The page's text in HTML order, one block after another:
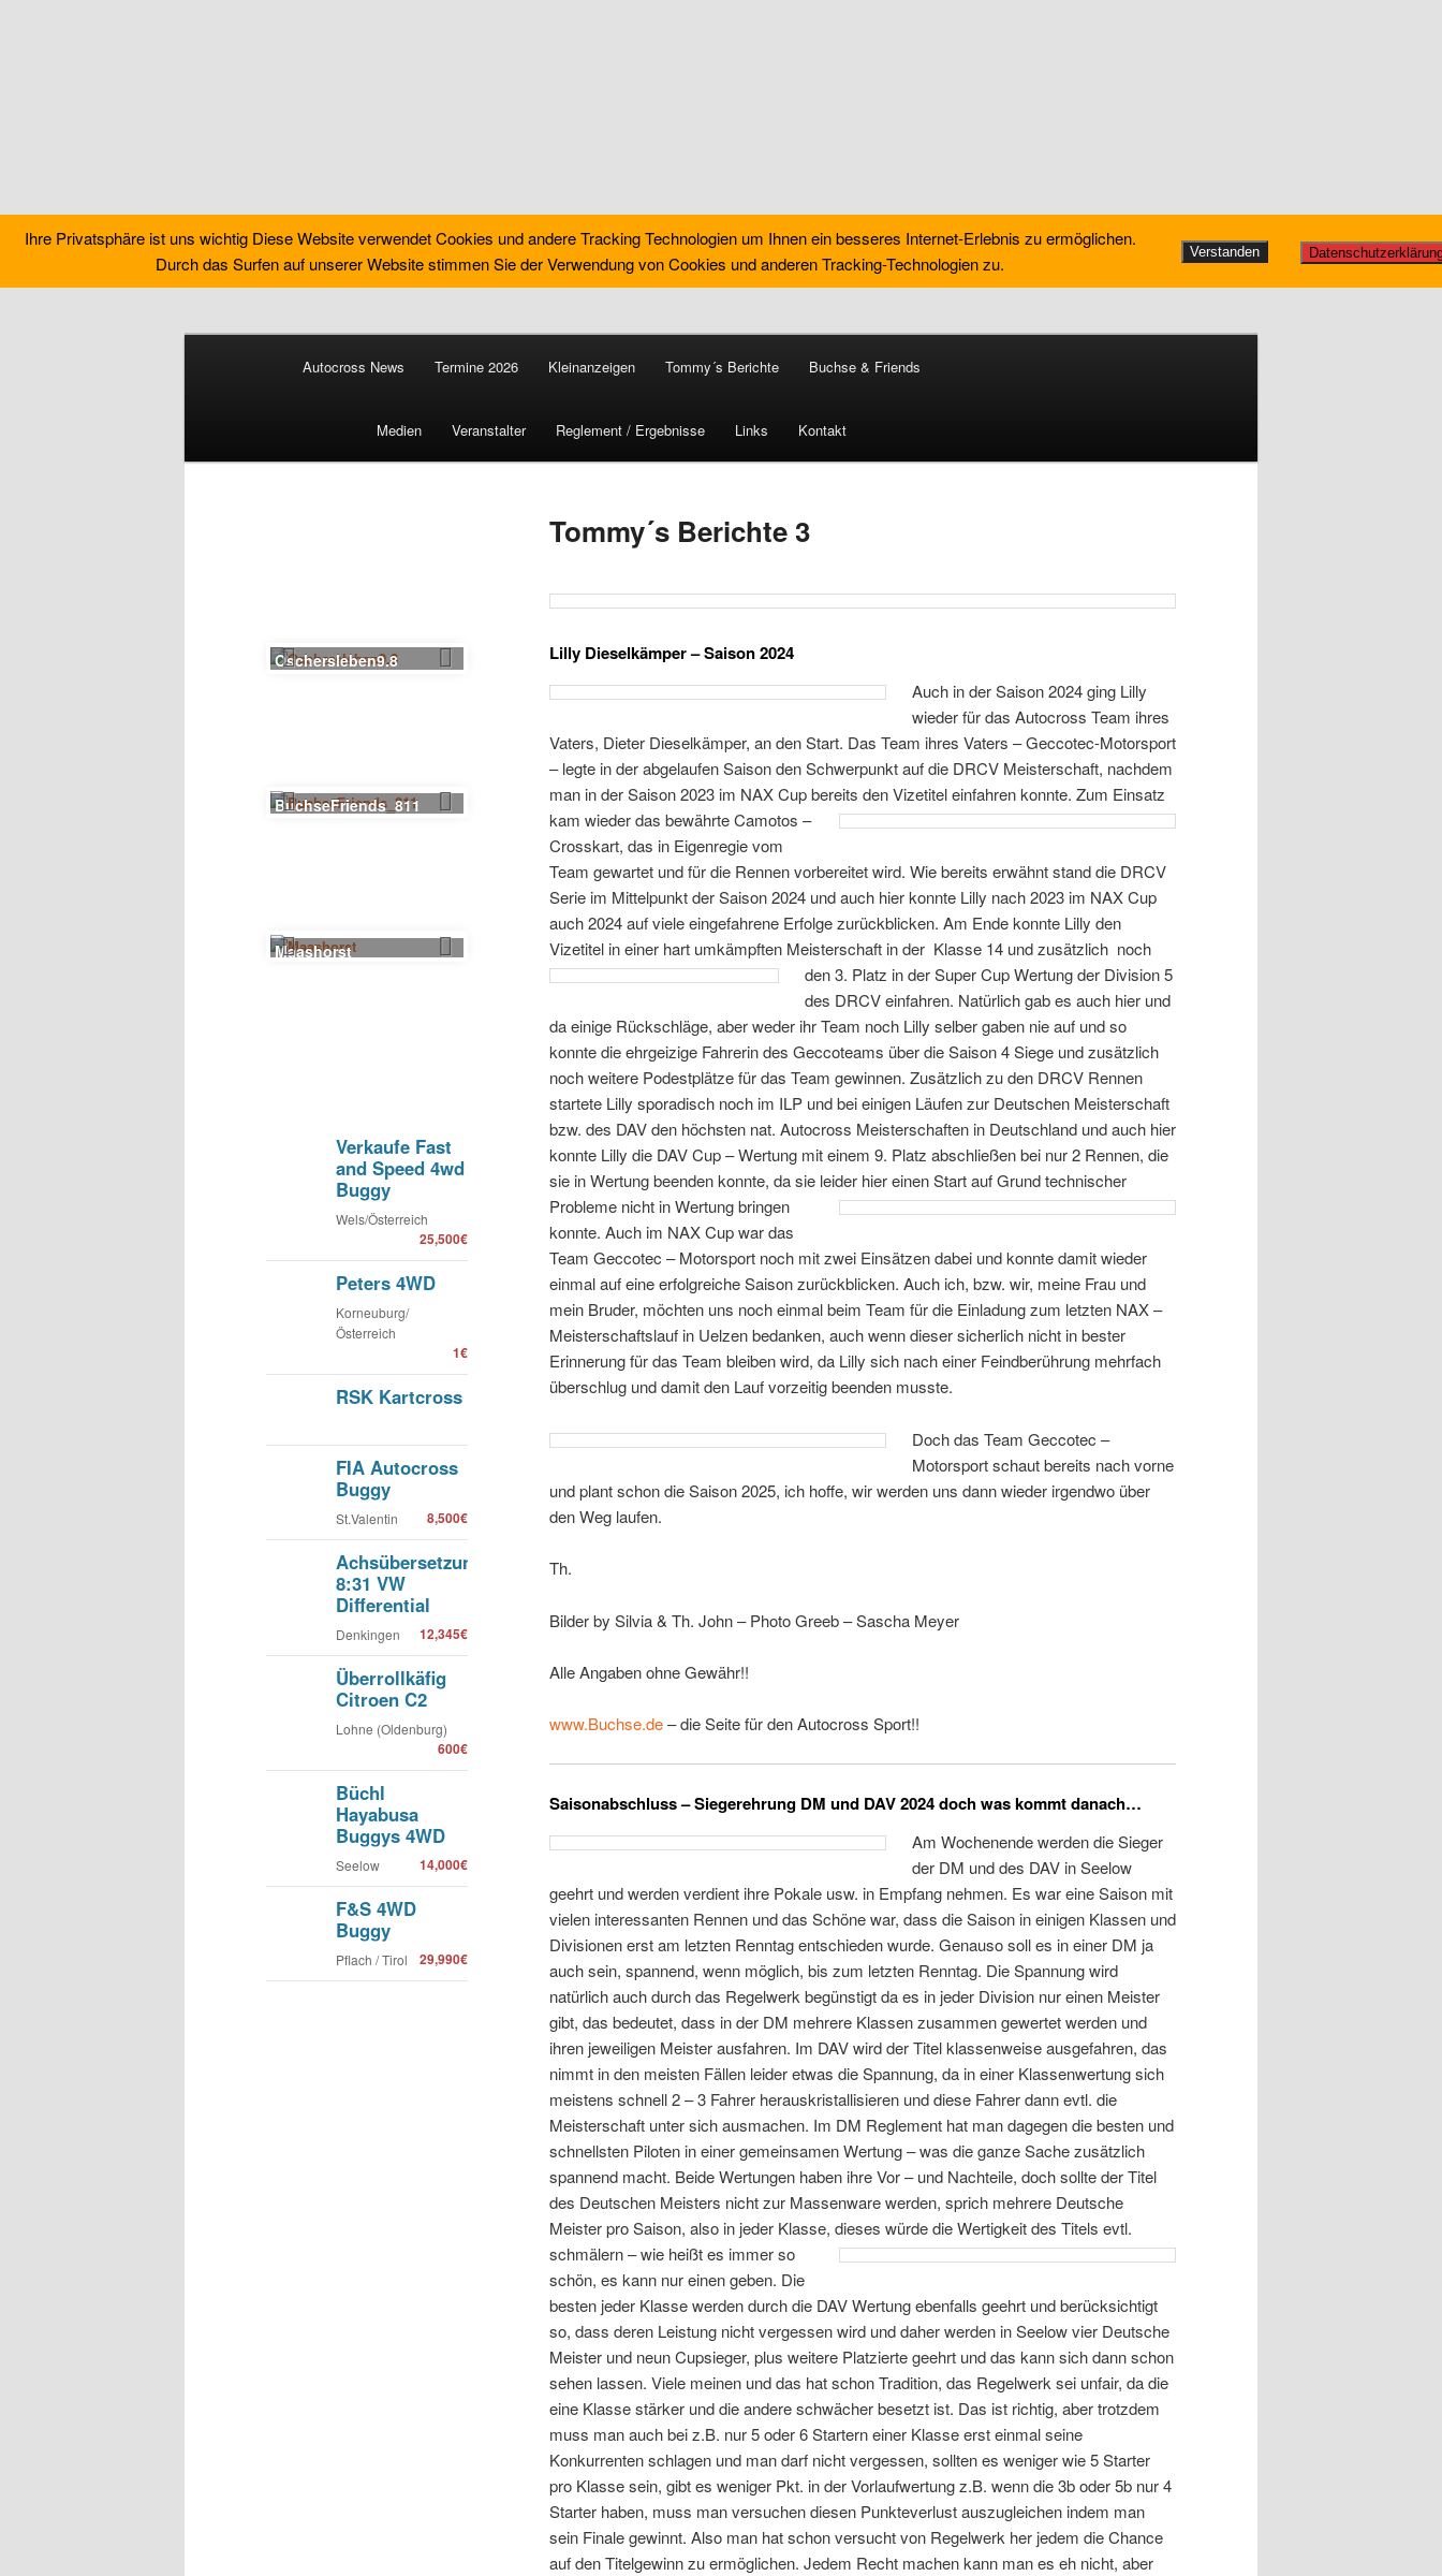
Buchse´s Autocross World
Autocross News Termine 2026 Kleinanzeigen Tommy´s Berichte Buchse & Friends
Medien Veranstalter Reglement / Ergebnisse Links Kontakt
Tommy´s Berichte 3
Lilly Dieselkämper – Saison 2024
Auch in der Saison 2024 ging Lilly
wieder für das Autocross Team ihres
Vaters, Dieter Dieselkämper, an den Start. Das Team ihres Vaters – Geccotec-Motorsport
– legte in der abgelaufen Saison den Schwerpunkt auf die DRCV Meisterschaft, nachdem
man in der Saison 2023 im NAX Cup bereits den Vizetitel einfahren konnte. Zum Einsatz
kam wieder das bewährte Camotos –
Crosskart, das in Eigenregie vom
Team gewartet und für die Rennen vorbereitet wird. Wie bereits erwähnt stand die DRCV
Serie im Mittelpunkt der Saison 2024 und auch hier konnte Lilly nach 2023 im NAX Cup
auch 2024 auf viele eingefahrene Erfolge zurückblicken. Am Ende konnte Lilly den
Vizetitel in einer hart umkämpften Meisterschaft in der Klasse 14 und zusätzlich noch
den3. Platz in der Super Cup Wertung der Division 5
des DRCV einfahren. Natürlich gab es auch hier und
da einige Rückschläge, aber weder ihr Team noch Lilly selber gaben nie auf und so
konnte die ehrgeizige Fahrerin des Geccoteams über die Saison 4 Siege und zusätzlich
noch weitere Podestplätze für das Team gewinnen. Zusätzlich zu den DRCV Rennen
startete Lilly sporadisch noch im ILP und bei einigen Läufen zur Deutschen Meisterschaft
bzw. des DAV den höchsten nat. Autocross Meisterschaften in Deutschland und auch hier
konnte Lilly die DAV Cup – Wertung mit einem 9. Platz abschließen bei nur 2 Rennen, die
sie in Wertung beenden konnte, da sie leider hier einen Start auf Grund technischer
Probleme nicht inWertung bringen
konnte. Auch im NAX Cup war das
Team Geccotec – Motorsport noch mit zwei Einsätzen dabei und konnte damit wieder
einmal auf eine erfolgreiche Saison zurückblicken. Auch ich, bzw. wir, meine Frau und
mein Bruder, möchten uns noch einmal beim Team für die Einladung zum letzten NAX –
Meisterschaftslauf in Uelzen bedanken, auch wenn dieser sicherlich nicht in bester
Erinnerung für das Team bleiben wird, da Lilly sich nach einer Feindberührung mehrfach
überschlug und damit den Lauf vorzeitig beenden musste.
Doch das Team Geccotec –
Motorsport schaut bereits nach vorne
und plant schon die Saison 2025, ich hoffe, wir werden uns dann wieder irgendwo über
den Weg laufen.
Th.
Bilder by Silvia & Th. John – Photo Greeb – Sascha Meyer
Alle Angaben ohne Gewähr!!
www.Buchse.de– die Seite für den Autocross Sport!!
Saisonabschluss – Siegerehrung DM und DAV 2024 doch was kommt danach…
Am Wochenende werden die Sieger
der DM und des DAV in Seelow
geehrt und werden verdient ihre Pokale usw. in Empfang nehmen. Es war eine Saison mit
vielen interessanten Rennen und das Schöne war, dass die Saison in einigen Klassen und
Divisionen erst am letzten Renntag entschieden wurde. Genauso soll es in einer DM ja
auch sein, spannend, wenn möglich, bis zum letzten Renntag. Die Spannung wird
natürlich auch durch das Regelwerk begünstigt da es in jeder Division nur einen Meister
gibt, das bedeutet, dass in der DM mehrere Klassen zusammen gewertet werden und
ihren jeweiligen Meister ausfahren. Im DAV wird der Titel klassenweise ausgefahren, das
nimmt in den meisten Fällen leider etwas die Spannung, da in einer Klassenwertung sich
meistens schnell 2 – 3 Fahrer herauskristallisieren und diese Fahrer dann evtl. die
Meisterschaft unter sich ausmachen. Im DM Reglement hat man dagegen die besten und
schnellsten Piloten in einer gemeinsamen Wertung – was die ganze Sache zusätzlich
spannend macht. Beide Wertungen haben ihre Vor – und Nachteile, doch sollte der Titel
des Deutschen Meisters nicht zur Massenware werden, sprich mehrere Deutsche
Meister pro Saison, also in jeder Klasse, dieses würde dieWertigkeit des Titels evtl.
schmälern – wie heißt es immer so
schön, es kann nur einen geben. Die
besten jeder Klasse werden durch die DAV Wertung ebenfalls geehrt und berücksichtigt
so, dass deren Leistung nicht vergessen wird und daher werden in Seelow vier Deutsche
Meister und neun Cupsieger, plus weitere Platzierte geehrt und das kann sich dann schon
sehen lassen. Viele meinen und das hat schon Tradition, das Regelwerk sei unfair, da die
eine Klasse stärker und die andere schwächer besetzt ist. Das ist richtig, aber trotzdem
muss man auch bei z.B. nur 5 oder 6 Startern einer Klasse erst einmal seine
Konkurrenten schlagen und man darf nicht vergessen, sollten es weniger wie 5 Starter
pro Klasse sein, gibt es weniger Pkt. in der Vorlaufwertung z.B. wenn die 3b oder 5b nur 4
Starter haben, muss man versuchen diesen Punkteverlust auszugleichen indem man
sein Finale gewinnt. Also man hat schon versucht von Regelwerk her jedem die Chance
auf den Titelgewinn zu ermöglichen. Jedem Recht machen kann man es eh nicht, aber
Oschersleben9.8
BuchseFriends_811
Maashorst
Verkaufe Fast
and Speed 4wd
Buggy
Wels/Österreich
25,500€
Peters 4WD
Korneuburg/
Österreich
1€
RSK Kartcross
FIA Autocross
Buggy
St.Valentin 8,500€
Achsübersetzung
8:31 VW
Differential
Denkingen 12,345€
Überrollkäfig
Citroen C2
Lohne (Oldenburg)
600€
Büchl
Hayabusa
Buggys 4WD
Seelow 14,000€
F&S 4WD
Buggy
Pflach / Tirol 29,990€
Ihre Privatsphäre ist uns wichtig Diese Website verwendet Cookies und andere Tracking Technologien um Ihnen ein besseres Internet-Erlebnis zu ermöglichen.
Durch das Surfen auf unserer Website stimmen Sie der Verwendung von Cookies und anderen Tracking-Technologien zu.
Verstanden